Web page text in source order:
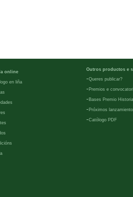
online
en liña
Outros productos e
-Queres publicar?
- Premios e
- Bases Premio
- Próximos
-Católogo PDF